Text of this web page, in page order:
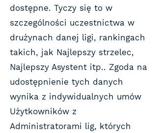
dostępne. Tyczy się to w
szczególności uczestnictwa w
drużynach danej ligi, rankingach
takich, jak Najlepszy strzelec,
Najlepszy Asystent itp.. Zgoda na
udostępnienie tych danych
wynika z indywidualnych umów
Użytkowników z
Administratorami lig, których